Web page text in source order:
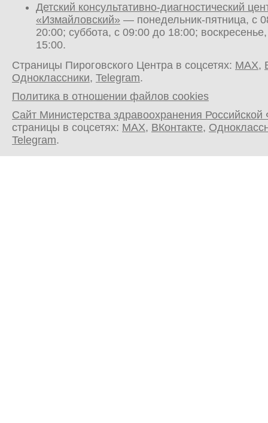
Детский консультативно-диагностический
«Измайловский» — понедельник-пятница, с
20:00; суббота, с 09:00 до 18:00;
15:00.
Страницы Пироговского Центра в соцсетях: MAX,
Одноклассники, Telegram.
Политика в отношении файлов cookies
Сайт Министерства здравоохранения
страницы в соцсетях: MAX, ВКонтакте,
Telegram.